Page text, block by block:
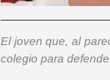
El joven que, al
colegio para